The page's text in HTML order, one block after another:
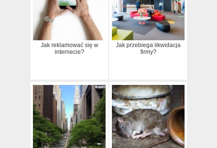
Jak reklamować się w
internecie?
Jak przebiega likwidacja
firmy?